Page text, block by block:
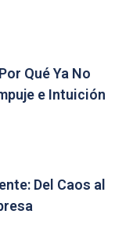
Qué Ya No
e Intuición
Del Caos al